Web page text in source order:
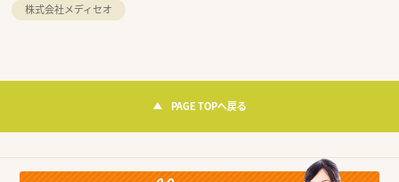
株式会社メディセオ
PAGE TOPへ戻る